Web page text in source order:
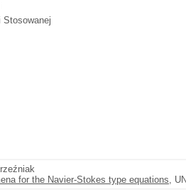
Stosowanej
for the Navier-Stokes type equations,